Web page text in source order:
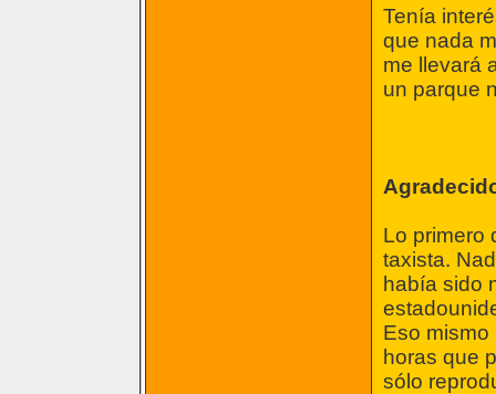
Tenía
que nada
me llevará
un parque
Lo primero
taxista.
había sido
Eso mismo
horas que
sólo